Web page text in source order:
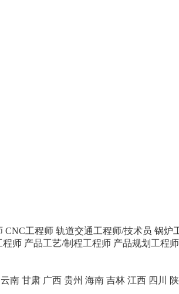
CNC工程师 轨道交通工程师/技术员 锅炉
程师 产品工艺/制程工程师 产品规划工程师
云南 甘肃 广西 贵州 海南 吉林 江西 四川